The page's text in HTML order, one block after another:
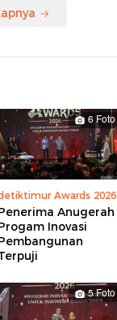
6 Foto
Awards 2026
Anugerah
Inovasi
5 Foto